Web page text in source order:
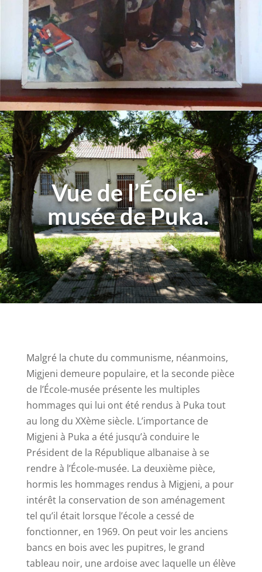
Vue de l’École-
musée de Puka.
Malgré la chute du communisme, néanmoins,
Migjeni demeure populaire, et la seconde pièce
de l’École-musée présente les multiples
hommages qui lui ont été rendus à Puka tout
au long du XXème siècle. L’importance de
Migjeni à Puka a été jusqu’à conduire le
Président de la République albanaise à se
rendre à l’École-musée. La deuxième pièce,
hormis les hommages rendus à Migjeni, a pour
intérêt la conservation de son aménagement
tel qu’il était lorsque l’école a cessé de
fonctionner, en 1969. On peut voir les anciens
bancs en bois avec les pupitres, le grand
tableau noir, une ardoise avec laquelle un élève